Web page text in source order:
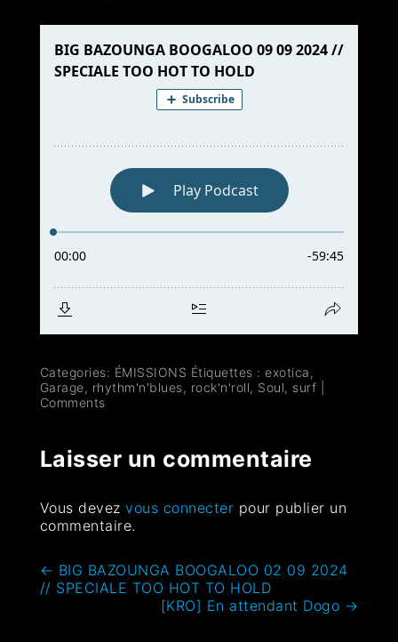
Categories: ÉMISSIONS Étiquettes :exotica ,
Garage, rhythm'n'blues, rock'n'roll, Soul, surf
Comments
Laisser un commentaire
Vous devezvous connecter pour publier un
commentaire.
← BIG BAZOUNGA BOOGALOO 02 09 2024
// SPECIALE TOO HOT TO HOLD
[KRO] En attendant Dogo →